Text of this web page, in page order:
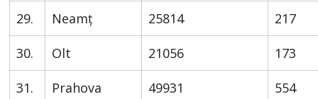
29. Neamț 25814 217
30. Olt 21056 173
31. Prahova 49931 554